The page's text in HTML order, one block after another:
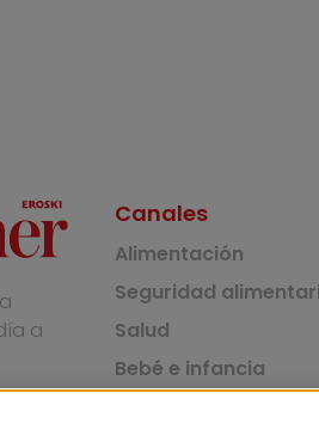
a
Canales
Alimentación
Seguridad
Salud
Bebé e infancia